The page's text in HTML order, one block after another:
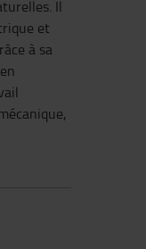
Il
et
à sa